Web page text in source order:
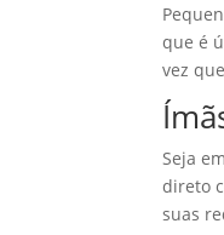
que é
vez
Seja
direto
suas